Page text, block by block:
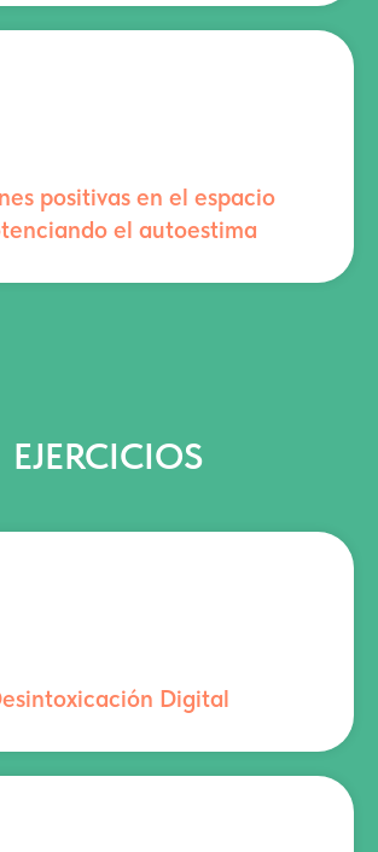
positivas en el espacio
el autoestima
EJERCICIOS
Digital